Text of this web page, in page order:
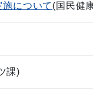
について (国民健
課)